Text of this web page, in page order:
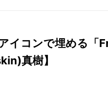
イコンで埋める「
真樹】